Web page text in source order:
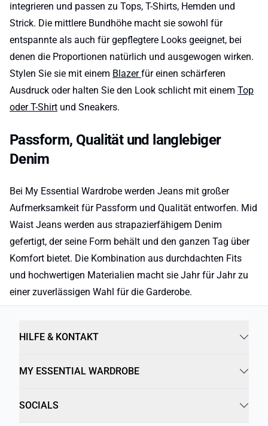
integrieren und passen zu Tops, T-Shirts, Hemden und
Strick. Die mittlere Bundhöhe macht sie sowohl für
entspannte als auch für gepflegtere Looks geeignet, bei
denen die Proportionen natürlich und ausgewogen wirken.
Stylen Sie sie mit einem Blazerfür einen schärferen
Ausdruck oder halten Sie den Look schlicht mit einem Top
oder T-Shirt und Sneakers.
Passform, Qualität und langlebiger
Denim
Bei My Essential Wardrobe werden Jeans mit großer
Aufmerksamkeit für Passform und Qualität entworfen. Mid
Waist Jeans werden aus strapazierfähigem Denim
gefertigt, der seine Form behält und den ganzen Tag über
Komfort bietet. Die Kombination aus durchdachten Fits
und hochwertigen Materialien macht sie Jahr für Jahr zu
einer zuverlässigen Wahl für die Garderobe.
HILFE & KONTAKT
MY ESSENTIAL WARDROBE
SOCIALS